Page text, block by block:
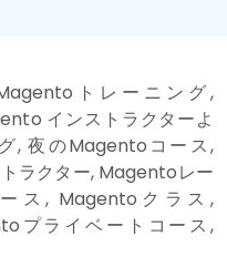
トレーニング,
インストラクターよ
, 夜のMagentoコース,
ラクター, Magentoレー
ス, Magentoクラス,
プライベートコース,